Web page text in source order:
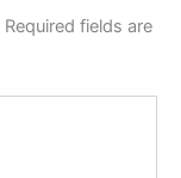
Required fields are